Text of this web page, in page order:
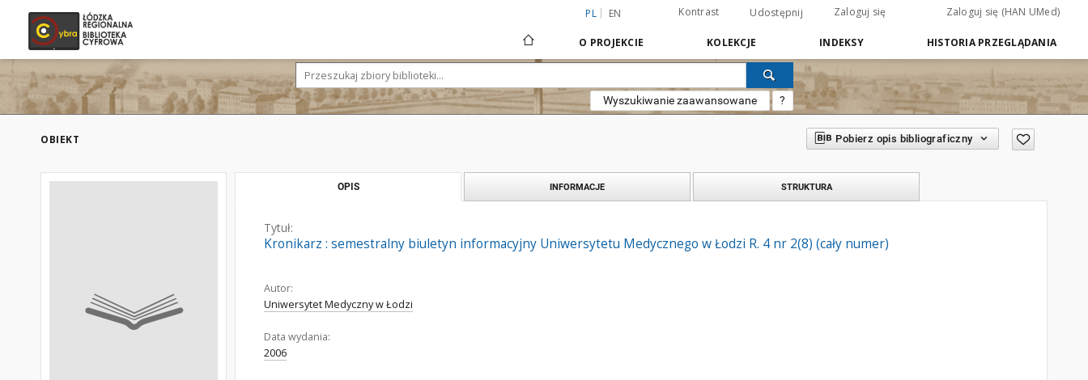
PL EN Kontrast Udostępnij Zaloguj się Zaloguj się (HAN UMed)
O PROJEKCIE KOLEKCJE INDEKSY HISTORIA PRZEGLĄDANIA
Wyszukiwanie zaawansowane ?
OBIEKT Pobierz opis bibliograficzny
OPIS INFORMACJE STRUKTURA
Tytuł:
Kronikarz : semestralny biuletyn informacyjny Uniwersytetu Medycznego w Łodzi R. 4 nr 2(8) (cały numer)
Autor:
Uniwersytet Medyczny w Łodzi
Data wydania:
2006